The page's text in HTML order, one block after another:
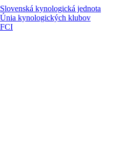
Slovenská kynologická jednota
Únia kynologických klubov
FCI